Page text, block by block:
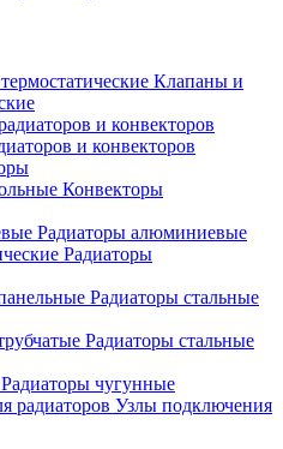
Клапаны и
и конвекторов
Конвекторы
Радиаторы алюминиевые
Радиаторы
Радиаторы стальные
Радиаторы стальные
Радиаторы чугунные
Узлы подключения